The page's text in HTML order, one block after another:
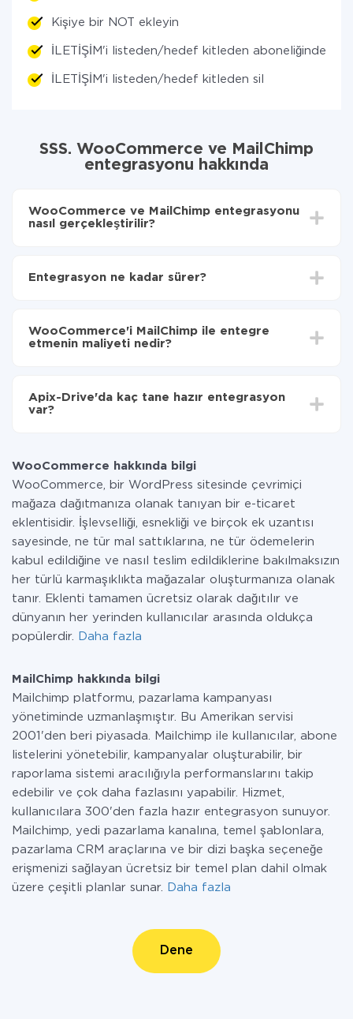
Kişiye bir NOT ekleyin
İLETİŞİM'i listeden/hedef kitleden aboneliğinden
İLETİŞİM'i listeden/hedef kitleden sil
SSS. WooCommerce ve MailChimp
entegrasyonu hakkında
WooCommerce ve MailChimp entegrasyonu
nasıl gerçekleştirilir?
aktarılacağını seçin
MailChimp'ye aktarılacaktır.
Entegrasyon ne kadar sürer?
olarak, 10-15 dakika sürer.
WooCommerce'i MailChimp ile entegre
etmenin maliyeti nedir?
Hizmetimiz aracılığıyla yalnızca bir sisteminizden
diğerine aktarılan veri miktarı için ödeme yaparsınız.
Apix-Drive'da kaç tane hazır entegrasyon
var?
WooCommerce hakkında bilgi
WooCommerce, bir WordPress sitesinde çevrimiçi
mağaza dağıtmanıza olanak tanıyan bir e-ticaret
eklentisidir. İşlevselliği, esnekliği ve birçok ek uzantısı
sayesinde, ne tür mal sattıklarına, ne tür ödemelerin
kabul edildiğine ve nasıl teslim edildiklerine bakılmaksızın
her türlü karmaşıklıkta mağazalar oluşturmanıza olanak
tanır. Eklenti tamamen ücretsiz olarak dağıtılır ve
dünyanın her yerinden kullanıcılar arasında oldukça
popülerdir.
Daha fazla
MailChimp hakkında bilgi
Mailchimp platformu, pazarlama kampanyası
yönetiminde uzmanlaşmıştır. Bu Amerikan servisi
2001'den beri piyasada. Mailchimp ile kullanıcılar, abone
listelerini yönetebilir, kampanyalar oluşturabilir, bir
raporlama sistemi aracılığıyla performanslarını takip
edebilir ve çok daha fazlasını yapabilir. Hizmet,
kullanıcılara 300'den fazla hazır entegrasyon sunuyor.
Mailchimp, yedi pazarlama kanalına, temel şablonlara,
pazarlama CRM araçlarına ve bir dizi başka seçeneğe
erişmenizi sağlayan ücretsiz bir temel plan dahil olmak
üzere çeşitli planlar sunar.
Daha fazla
Dene